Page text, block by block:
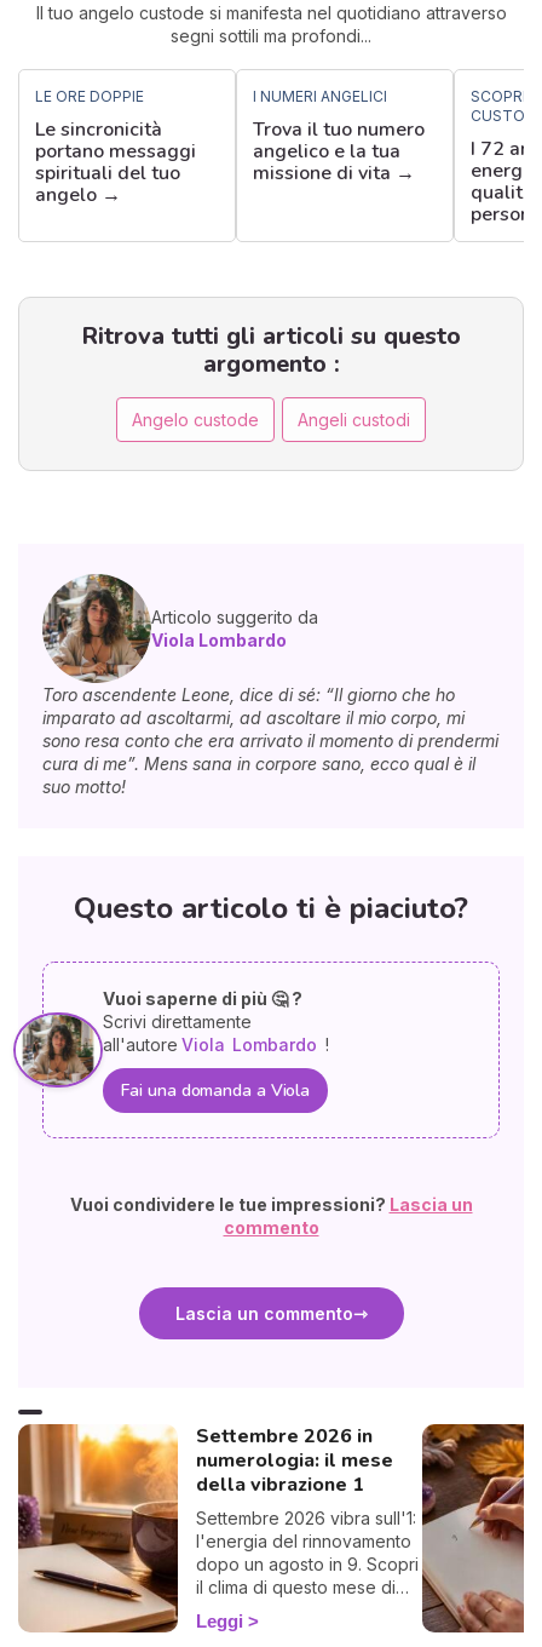
Il tuo angelo custode si manifesta nel quotidiano attraverso
segni sottili ma profondi...
LE ORE DOPPIE
Le sincronicità
portano messaggi
spirituali del tuo
angelo →
I NUMERI ANGELICI
Trova il tuo numero
angelico e la tua
missione di vita →
CUSTODI
I 72
qualità
Ritrova tutti gli articoli su questo
argomento :
Angelo custode Angeli custodi
Articolo suggerito da
Viola Lombardo
Toro ascendente Leone, dice di sé: “Il giorno che ho
imparato ad ascoltarmi, ad ascoltare il mio corpo, mi
sono resa conto che era arrivato il momento di prendermi
cura di me”. Mens sana in corpore sano, ecco qual è il
suo motto!
Questo articolo ti è piaciuto?
Vuoi saperne di più 🤔 ?
Scrivi direttamente
all'autore Viola Lombardo !
Fai una domanda a Viola
Vuoi condividere le tue impressioni? Lascia un
commento
Lascia un commento
Settembre 2026 in
numerologia: il mese
della vibrazione 1
Settembre 2026 vibra sull'1:
l'energia del rinnovamento
dopo un agosto in 9. Scopri
il clima di questo mese di
rientro e come
approfittarne. 🌱
Leggi